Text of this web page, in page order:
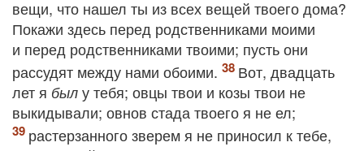
вещи, что нашел ты из всех вещей твоего дома?
Покажи здесь перед родственниками моими
и перед родственниками твоими; пусть они
рассудят между нами обоими.
Вот, двадцать
лет я был у тебя; овцы твои и козы твои не
выкидывали; овнов стада твоего я не ел;
растерзанного зверем я не приносил к тебе,